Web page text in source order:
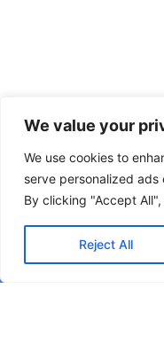
We value your
We use cookies to
serve personalized
By clicking "Accept
Reject All
Copyright © 2026 © F2
Napoli Federico II è una
Napoli. Aut. n.58 30-06-